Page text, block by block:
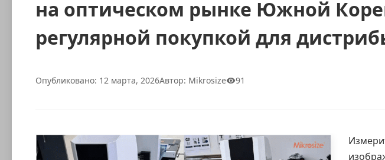
на оптическом рынке Южной
регулярной покупкой для
Опубликовано: 12 марта, 2026Автор: Mikrosize 91